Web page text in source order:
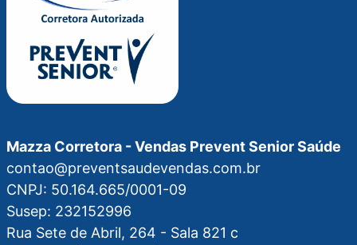
Mazza Corretora - Vendas Prevent Senior Saúde
contao@preventsaudevendas.com.br
CNPJ: 50.164.665/0001-09
Susep: 232152996
Rua Sete de Abril, 264 - Sala 821 c